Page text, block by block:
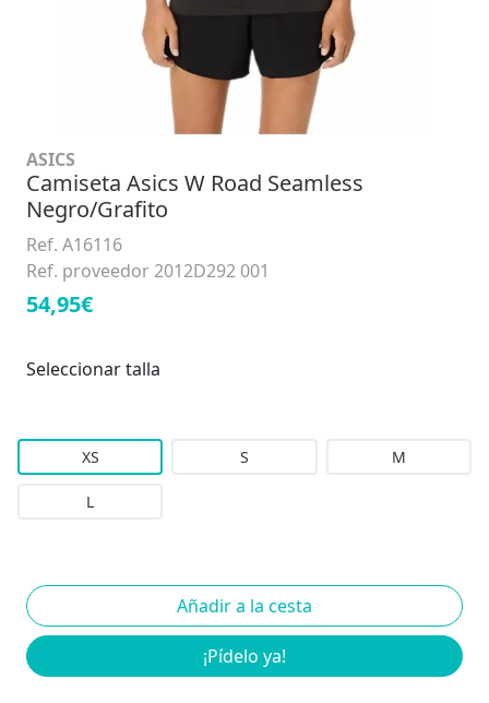
ASICS
Camiseta Asics W Road Seamless
Negro/Grafito
Ref. A16116
Ref. proveedor 2012D292 001
54,95€
Seleccionar talla
XS S M
L
¡Pídelo ya!